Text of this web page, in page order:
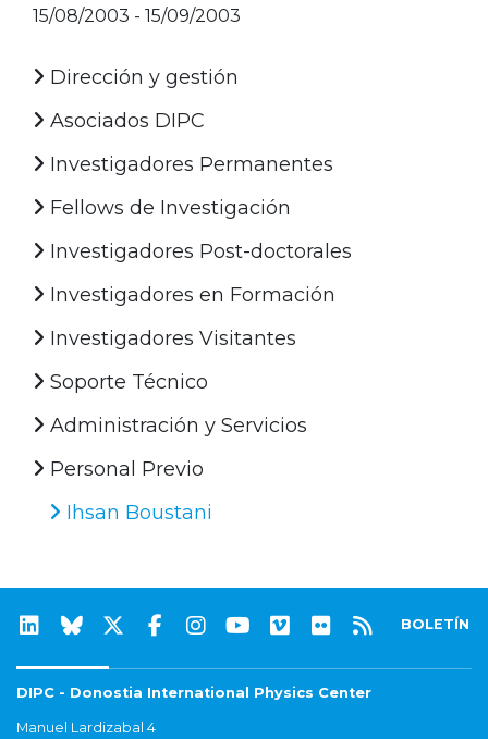
15/08/2003 - 15/09/2003
Dirección y gestión
Asociados DIPC
Investigadores Permanentes
Fellows de Investigación
Investigadores Post-doctorales
Investigadores en Formación
Investigadores Visitantes
Soporte Técnico
Administración y Servicios
Personal Previo
Ihsan Boustani
BOLETÍN
DIPC - Donostia International Physics Center
Manuel Lardizabal 4